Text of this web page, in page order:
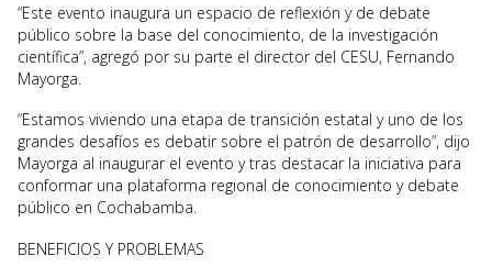
“Este evento inaugura un espacio de reflexión y de debate
público sobre la base del conocimiento, de la investigación
científica”, agregó por su parte el director del CESU, Fernando
Mayorga.
“Estamos viviendo una etapa de transición estatal y uno de los
grandes desafíos es debatir sobre el patrón de desarrollo”, dijo
Mayorga al inaugurar el evento y tras destacar la iniciativa para
conformar una plataforma regional de conocimiento y debate
público en Cochabamba.
BENEFICIOS Y PROBLEMAS